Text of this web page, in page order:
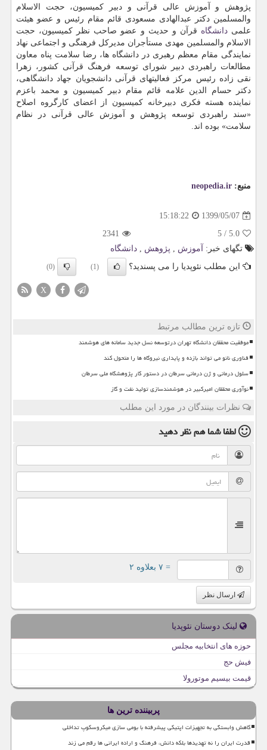
پژوهش و آموزش عالی قرآنی و دبیر کمیسیون، حجت الاسلام
والمسلمین دکتر عبدالهادی مسعودی قائم مقام رئیس و عضو هیئت
علمیدانشگاه قرآن و حدیث و عضو صاحب نظر کمیسیون، حجت
الاسلام والمسلمین مهدی مستأجران مدیرکل فرهنگی و اجتماعی نهاد
نمایندگی مقام معظم رهبری در دانشگاه ها، رضا سلامت پناه معاون
مطالعات راهبردی دبیر شورای توسعه فرهنگ قرآنی کشور، زهرا
نقی زاده رئیس مرکز فعالیتهای قرآنی دانشجویان جهاد دانشگاهی،
دکتر حسام الدین علامه قائم مقام دبیر کمیسیون و محمد باعزم
نماینده هسته فکری دبیرخانه کمیسیون از اعضای کارگروه اصلاح
«سند راهبردی توسعه پژوهش و آموزش عالی قرآنی در نظام
سلامت» بوده اند.
منبع: neopedia.ir
1399/05/07
15:18:22
5.0
/
5
2341
تگهای خبر:
آموزش , پژوهش , دانشگاه
این مطلب نئوپدیا را می پسندید؟
(1)
(0)
X
تازه ترین مطالب مرتبط
موفقیت محققان دانشگاه تهران درتوسعه نسل جدید سامانه های هوشمند
فناوری نانو می تواند بازده و پایداری نیروگاه ها را متحول کند
سلول درمانی و ژن درمانی سرطان در دستور کار پژوهشگاه ملی سرطان
نوآوری محققان امیرکبیر در هوشمندسازی تولید نفت و گاز
نظرات بینندگان در مورد این مطلب
لطفا شما همنظر دهید
= ۷ بعلاوه ۲
ارسال نظر
لینک دوستان نئوپدیا
حوزه های انتخابیه مجلس
فیش حج
قیمت بیسیم موتورولا
پربیننده ترین ها
کاهش وابستگی به تجهیزات اپتیکی پیشرفته با بومی سازی میکروسکوپ تداخلی
قدرت ایران را نه تهدیدها بلکه دانش، فرهنگ و اراده ایرانی ها رقم می زند